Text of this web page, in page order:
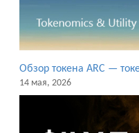
Обзор токена ARC —
14 мая, 2026